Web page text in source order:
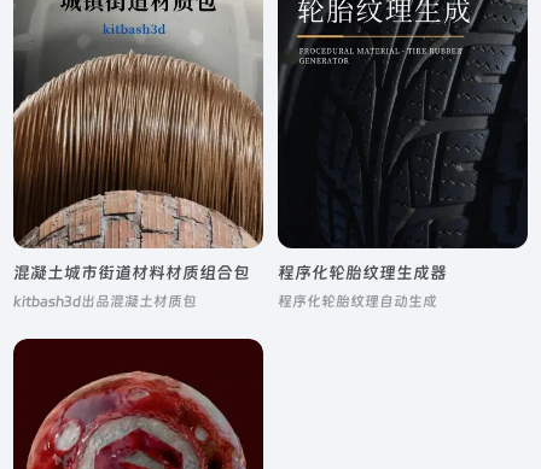
混凝土城市街道材料材质组合包
kitbash3d出品混凝土材质包
程序化轮胎纹理生成器
程序化轮胎纹理自动生成